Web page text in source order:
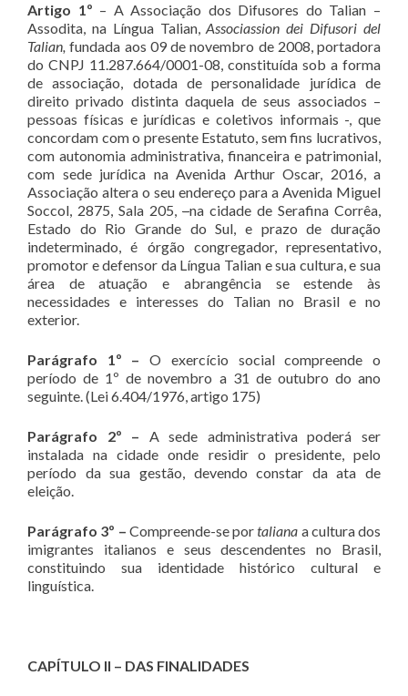
Artigo 1º – A Associação dos Difusores do Talian –
Assodita, na Língua Talian,Associassion dei Difusori del
Talian, fundada aos 09 de novembro de 2008, portadora
do CNPJ 11.287.664/0001-08, constituída sob a forma
de associação, dotada de personalidade jurídica de
direito privado distinta daquela de seus associados –
pessoas físicas e jurídicas e coletivos informais -, que
concordam com o presente Estatuto, sem fins lucrativos,
com autonomia administrativa, financeira e patrimonial,
com sede jurídica na Avenida Arthur Oscar, 2016, a
Associação altera o seu endereço para a Avenida Miguel
Soccol, 2875, Sala 205, –na cidade de Serafina Corrêa,
Estado do Rio Grande do Sul, e prazo de duração
indeterminado, é órgão congregador, representativo,
promotor e defensor da Língua Talian e sua cultura, e sua
área de atuação e abrangência se estende às
necessidades e interesses do Talian no Brasil e no
exterior.
Parágrafo 1º –O exercício social compreende o
período de 1º de novembro a 31 de outubro do ano
seguinte. (Lei 6.404/1976, artigo 175)
Parágrafo 2º – A sede administrativa poderá ser
instalada na cidade onde residir o presidente, pelo
período da sua gestão, devendo constar da ata de
eleição.
Parágrafo 3º – Compreende-se portaliana a cultura dos
imigrantes italianos e seus descendentes no Brasil,
constituindo sua identidade histórico cultural e
linguística.
CAPÍTULO II – DAS FINALIDADES